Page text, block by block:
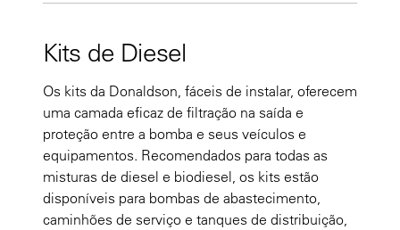
Kits de Diesel
Os kits da Donaldson, fáceis de instalar, oferecem
uma camada eficaz de filtração na saída e
proteção entre a bomba e seus veículos e
equipamentos. Recomendados para todas as
misturas de diesel e biodiesel, os kits estão
disponíveis para bombas de abastecimento,
caminhões de serviço e tanques de distribuição,